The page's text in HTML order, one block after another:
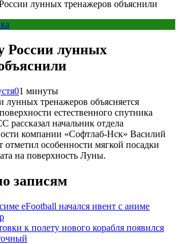
лунных тренажеров объяснили
России лунных
01 минуты
лунных тренажеров объясняется
естественного спутника
начальник отдела
компании «Софтлаб-Нск» Василий
особенности мягкой посадки
на поверхность Луны.
записям
eFootball начался ивент с аниме
к полету нового корабля появился